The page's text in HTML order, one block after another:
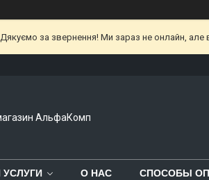
Дякуємо за звернення! Ми зараз не онлайн, але
АльфаКомп
О НАС СПОСОБЫ